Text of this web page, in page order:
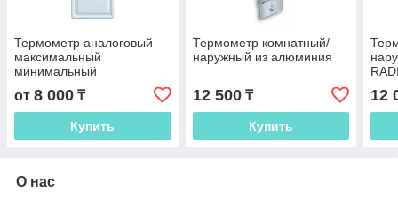
Термометр аналоговый
максимальный
минимальный
от 8 000 ₸
Купить
Термометр комнатный/
наружный из алюминия
12 500₸
Купить
12
О нас